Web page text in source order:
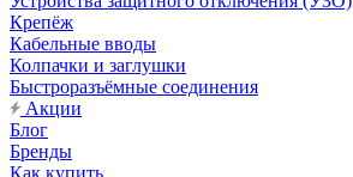
Крепёж
Кабельные вводы
Колпачки и заглушки
Быстроразъёмные соединения
Акции
Блог
Бренды
Как купить